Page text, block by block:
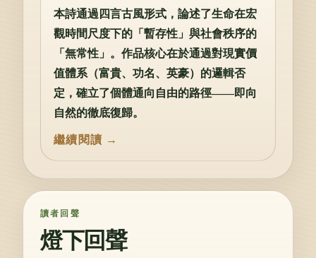
本詩通過四言古風形式，論述了生命在宏
觀時間尺度下的「暫存性」與社會秩序的
「無常性」。作品核心在於通過對現實價
值體系（富貴、功名、英豪）的邏輯否
定，確立了個體通向自由的路徑——即向
自然的徹底復歸。
讀者回聲
燈下回聲